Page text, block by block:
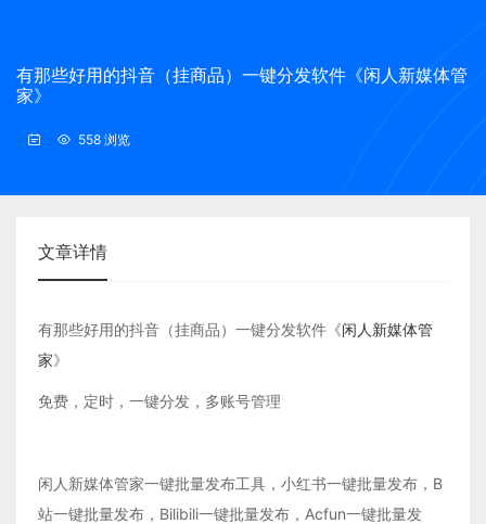
有那些好用的抖音（挂商品）一键分发软件《闲人新媒体管
家》
558 浏览
文章详情
有那些好用的抖音（挂商品）一键分发软件《闲人新媒体管
家》
免费，定时，一键分发，多账号管理
闲人新媒体管家一键批量发布工具，小红书一键批量发布，B
站一键批量发布，Bilibili一键批量发布，Acfun一键批量发